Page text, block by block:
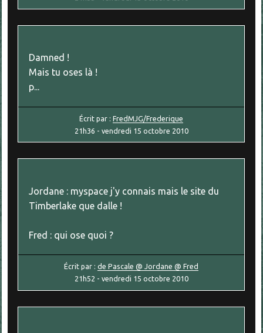
Damned !
Mais tu oses là !
p...
Écrit par :FredMJG/Frederique
21h36 - vendredi 15 octobre 2010
Jordane : myspace j'y connais mais le site du
Timberlake que dalle !
Fred : qui ose quoi ?
Écrit par :de Pascale @ Jordane @ Fred
21h52 - vendredi 15 octobre 2010